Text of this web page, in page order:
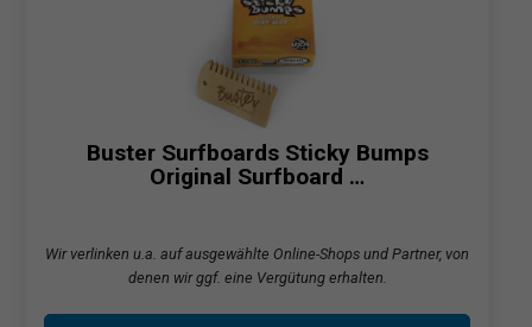
Buster Surfboards Sticky Bumps
Original Surfboard …
Wir verlinken u.a. auf ausgewählte Online-Shops und Partner, von
denen wir ggf. eine Vergütung erhalten.